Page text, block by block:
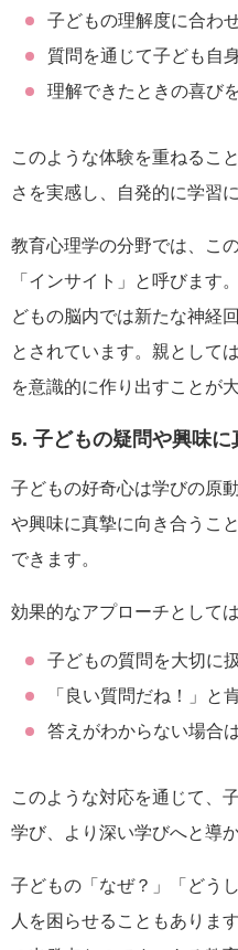
子どもの理解度に合わ
質問を通じて子ども自
理解できたときの喜び
このような体験を重ねるこ
さを実感し、自発的に学習
教育心理学の分野では、こ
「インサイト」と呼びます
どもの脳内では新たな神経
とされています。親として
を意識的に作り出すことが大
5. 子どもの疑問や興味に
子どもの好奇心は学びの原
や興味に真摯に向き合うこ
できます。
効果的なアプローチとしては
子どもの質問を大切に
「良い質問だね！」と
答えがわからない場合
このような対応を通じて、
学び、より深い学びへと導
子どもの「なぜ？」「どう
人を困らせることもありま